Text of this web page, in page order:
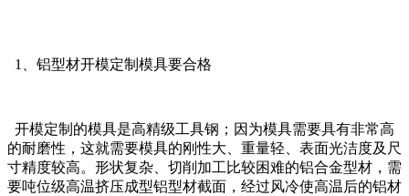
1、铝型材开模定制模具要合格
开模定制的模具是高精级工具钢；因为模具需要具有非常高
的耐磨性，这就需要模具的刚性大、重量轻、表面光洁度及尺
寸精度较高。形状复杂、切削加工比较困难的铝合金型材，需
要吨位级高温挤压成型铝型材截面，经过风冷使高温后的铝材